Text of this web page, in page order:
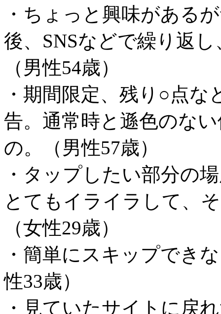
・ちょっと興味がある
後、SNSなどで繰り返
（男性54歳）
・期間限定、残り○点
告。通常時と遜色のな
の。（男性57歳）
・タップしたい部分の
とてもイライラして、
（女性29歳）
・簡単にスキップでき
性33歳）
・見ていたサイトに戻